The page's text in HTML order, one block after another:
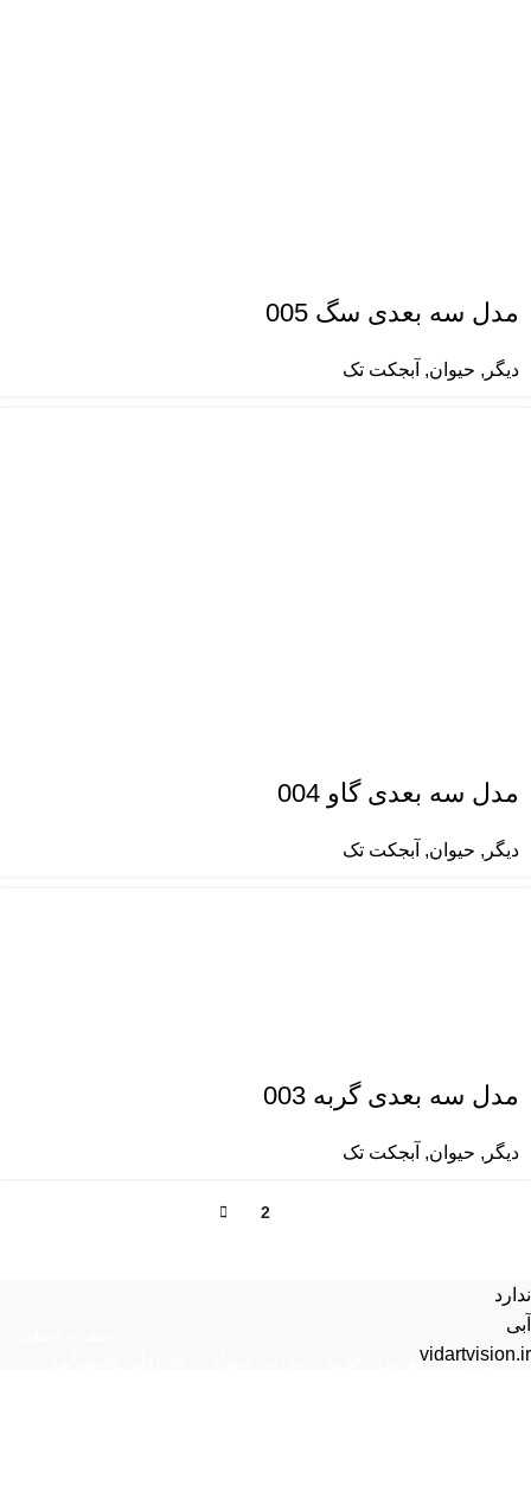
مدل سه بعدی سگ 005
دیگر , حیوان, آبجکت تک
مدل سه بعدی گاو 004
دیگر , حیوان, آبجکت تک
مدل سه بعدی گربه 003
دیگر , حیوان, آبجکت تک
2
ندارد
آبی
vidartvision.ir
تماس با ما
قوانین